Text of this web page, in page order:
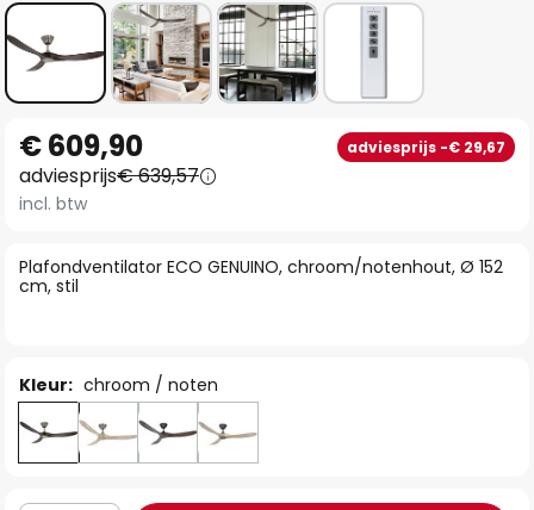
naar
het
begin
de
afbeeldingen-
Plafondventilator ECO GENUINO, chroom/notenhout, Ø 152
cm, stil
€ 609,90 adviesprijs -€ 29,67
adviesprijs€ 639,57
incl. btw
Kleur: chroom / noten